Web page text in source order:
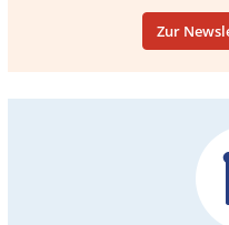
Zur